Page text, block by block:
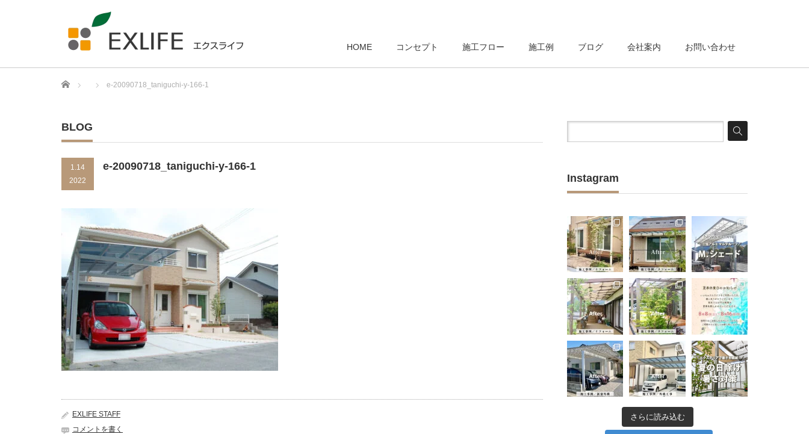
HOME コンセプト 施工フロー 施工例 ブログ 会社案内 お問い合わせ
Home e-20090718_taniguchi-y-166-1
BLOG
1.14
2022
e-20090718_taniguchi-y-166-1
EXLIFE STAFF
コメントを書く
Instagram
さらに読み込む